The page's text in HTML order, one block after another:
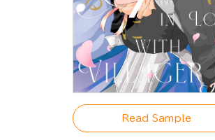
Read Sample